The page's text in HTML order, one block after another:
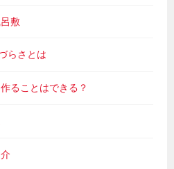
敷
らさとは
ることはできる？